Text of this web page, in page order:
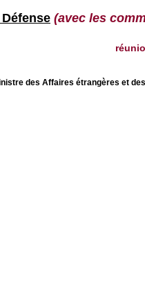
(avec les
des Affaires étrangères et